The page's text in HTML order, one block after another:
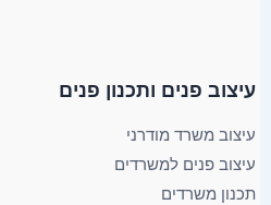
עיצוב פנים ותכנון פנים​
עיצוב משרד מודרני
עיצוב פנים למשרדים
תכנון משרדים